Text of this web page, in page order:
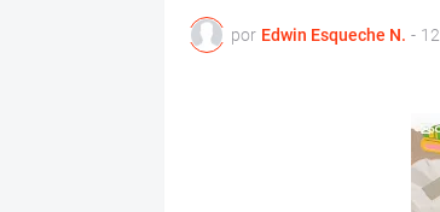
por Edwin Esqueche N. -